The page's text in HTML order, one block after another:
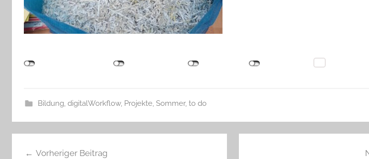
Bildung, digitalWorkflow, Projekte, Sommer, to do
Vorheriger Beitrag